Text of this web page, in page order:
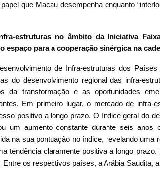
que Macau desempenha enquanto
estruturas no âmbito da Iniciativa
espaço para a cooperação sinérgica na
de Infra-estruturas dos
do desenvolvimento regional das infra-
da transformação e as oportunidades
Em primeiro lugar, o mercado de infra-
positivo a longo prazo. O índice geral do
um aumento constante durante seis
na sua pontuação no índice, revelando uma
tendência claramente positiva a longo
Entre os respectivos países, a Arábia Saudita,